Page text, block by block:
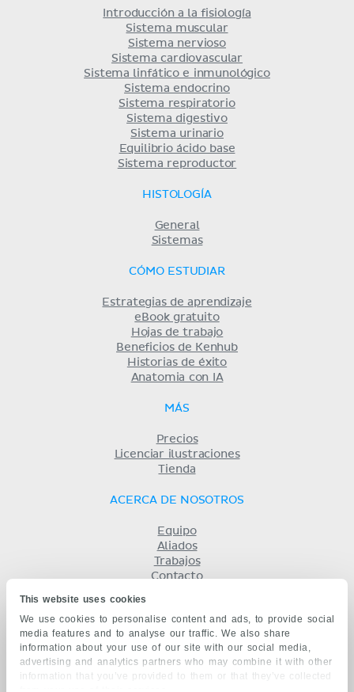
This website uses cookies
We use cookies to personalise content and ads, to provide social
media features and to analyse our traffic. We also share
information about your use of our site with our social media,
advertising and analytics partners who may combine it with other
information that you’ve provided to them or that they’ve collected
Introducción a la fisiología
Sistema muscular
Sistema nervioso
Sistema cardiovascular
Sistema linfático e inmunológico
Sistema endocrino
Sistema respiratorio
Sistema digestivo
Sistema urinario
Equilibrio ácido base
Sistema reproductor
HISTOLOGÍA
General
Sistemas
CÓMO ESTUDIAR
Estrategias de aprendizaje
eBook gratuito
Hojas de trabajo
Beneficios de Kenhub
Historias de éxito
Anatomia con IA
MÁS
Precios
Licenciar ilustraciones
Tienda
ACERCA DE NOSOTROS
Equipo
Aliados
Trabajos
Contacto
Privacidad
KENHUB EN...
English